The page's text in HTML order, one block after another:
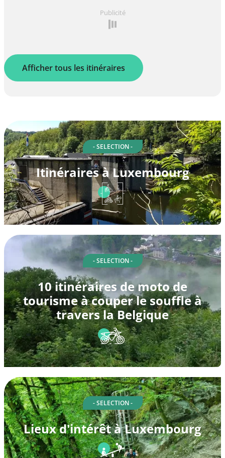
Publicité
Afficher tous les itinéraires
- SELECTION -
Itinéraires à Luxembourg
- SELECTION -
10 itinéraires de moto de
tourisme à couper le souffle à
travers la Belgique
- SELECTION -
Lieux d'intérêt à Luxembourg